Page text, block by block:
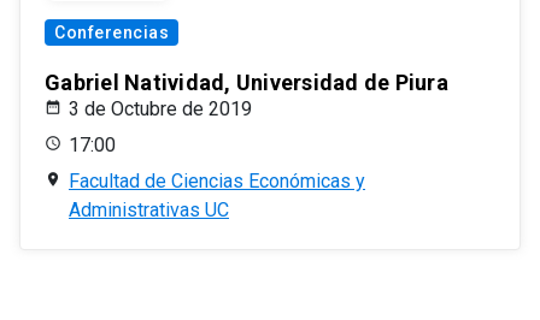
Conferencias
Gabriel Natividad, Universidad de Piura
3 de Octubre de 2019
17:00
Facultad de Ciencias Económicas y
Administrativas UC